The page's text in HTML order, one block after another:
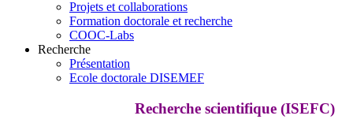
Projets et collaborations
Formation doctorale et recherche
COOC-Labs
Recherche
Présentation
Ecole doctorale DISEMEF
Recherche scientifique (ISEFC)